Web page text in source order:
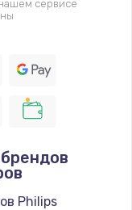
сервисе
Philips